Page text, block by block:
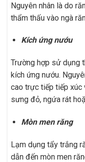
Nguyên nhân là do
thẩm thấu vào ngà
Kích ứng nướu
Trường hợp sử dụng
kích ứng nướu.
cao trực tiếp tiếp xúc
sưng đỏ, ngứa rát
Mòn men răng
Lạm dụng tẩy trắng
dẫn đến mòn men